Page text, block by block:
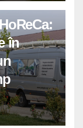
în